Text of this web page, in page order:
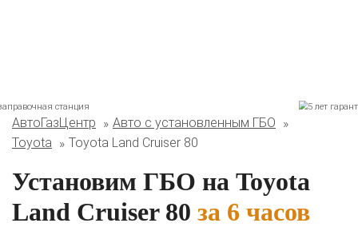
Комплекты ГБО на иномарки:
Mazda Mercedes Mitsubishi
Nissan
Renault
Skoda Toyota Volkswagen
АвтоГазЦентр
Авто с установленным ГБО
Toyota
Toyota Land Cruiser 80
Установим ГБО на Toyota
Land Cruiser 80 за 6 часов